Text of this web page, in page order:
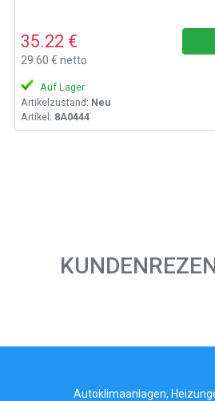
35.22 €
29.60 € netto
Auf Lager
Artikelzustand: Neu
Artikel: 8A0444
Autoklimaanlagen,